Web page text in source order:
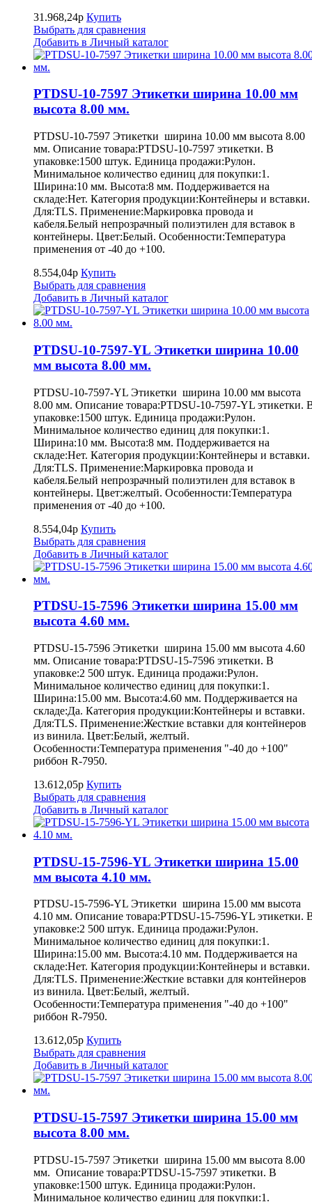
31.968,24р Купить
Выбрать для сравнения
Добавить в Личный каталог
PTDSU-10-7597 Этикетки ширина 10.00 мм
высота 8.00 мм.
PTDSU-10-7597 Этикетки ширина 10.00 мм высота 8.00
мм. Описание товара:PTDSU-10-7597 этикетки. В
упаковке:1500 штук. Единица продажи:Рулон.
Минимальное количество единиц для покупки:1.
Ширина:10 мм. Высота:8 мм. Поддерживается на
складе:Нет. Категория продукции:Контейнеры и вставки.
Для:TLS. Применение:Маркировка провода и
кабеля.Белый непрозрачный полиэтилен для вставок в
контейнеры. Цвет:Белый. Особенности:Температура
применения от -40 до +100.
8.554,04р Купить
Выбрать для сравнения
Добавить в Личный каталог
PTDSU-10-7597-YL Этикетки ширина 10.00
мм высота 8.00 мм.
PTDSU-10-7597-YL Этикетки ширина 10.00 мм высота
8.00 мм. Описание товара:PTDSU-10-7597-YL этикетки.
упаковке:1500 штук. Единица продажи:Рулон.
Минимальное количество единиц для покупки:1.
Ширина:10 мм. Высота:8 мм. Поддерживается на
складе:Нет. Категория продукции:Контейнеры и вставки.
Для:TLS. Применение:Маркировка провода и
кабеля.Белый непрозрачный полиэтилен для вставок в
контейнеры. Цвет:желтый. Особенности:Температура
применения от -40 до +100.
8.554,04р Купить
Выбрать для сравнения
Добавить в Личный каталог
PTDSU-15-7596 Этикетки ширина 15.00 мм
высота 4.60 мм.
PTDSU-15-7596 Этикетки ширина 15.00 мм высота 4.60
мм. Описание товара:PTDSU-15-7596 этикетки. В
упаковке:2 500 штук. Единица продажи:Рулон.
Минимальное количество единиц для покупки:1.
Ширина:15.00 мм. Высота:4.60 мм. Поддерживается на
складе:Да. Категория продукции:Контейнеры и вставки.
Для:TLS. Применение:Жесткие вставки для контейнеров
из винила. Цвет:Белый, желтый.
Особенности:Температура применения "-40 до +100"
риббон R-7950.
13.612,05р Купить
Выбрать для сравнения
Добавить в Личный каталог
PTDSU-15-7596-YL Этикетки ширина 15.00
мм высота 4.10 мм.
PTDSU-15-7596-YL Этикетки ширина 15.00 мм высота
4.10 мм. Описание товара:PTDSU-15-7596-YL этикетки.
упаковке:2 500 штук. Единица продажи:Рулон.
Минимальное количество единиц для покупки:1.
Ширина:15.00 мм. Высота:4.10 мм. Поддерживается на
складе:Нет. Категория продукции:Контейнеры и вставки.
Для:TLS. Применение:Жесткие вставки для контейнеров
из винила. Цвет:Белый, желтый.
Особенности:Температура применения "-40 до +100"
риббон R-7950.
13.612,05р Купить
Выбрать для сравнения
Добавить в Личный каталог
PTDSU-15-7597 Этикетки ширина 15.00 мм
высота 8.00 мм.
PTDSU-15-7597 Этикетки ширина 15.00 мм высота 8.00
мм. Описание товара:PTDSU-15-7597 этикетки. В
упаковке:1500 штук. Единица продажи:Рулон.
Минимальное количество единиц для покупки:1.